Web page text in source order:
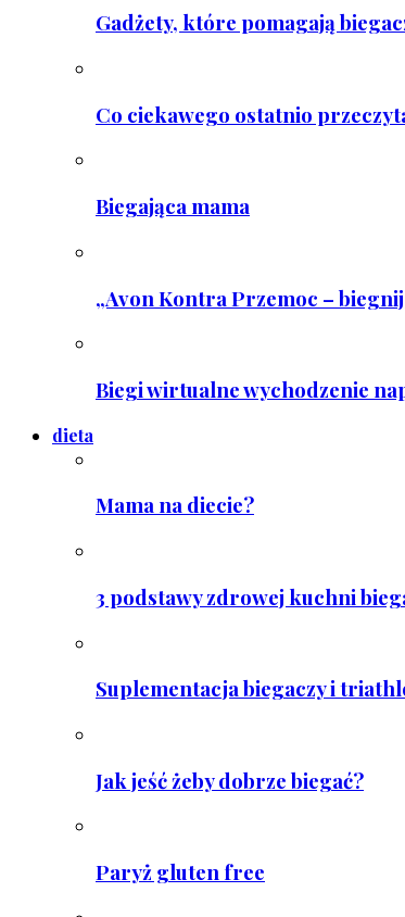
Gadżety, które pomagają
Co ciekawego ostatnio
Biegająca mama
„Avon Kontra Przemoc –
Biegi wirtualne wychodzenie
dieta
Mama na diecie?
3 podstawy zdrowej kuchni
Suplementacja biegaczy i
Jak jeść żeby dobrze biegać?
Paryż gluten free